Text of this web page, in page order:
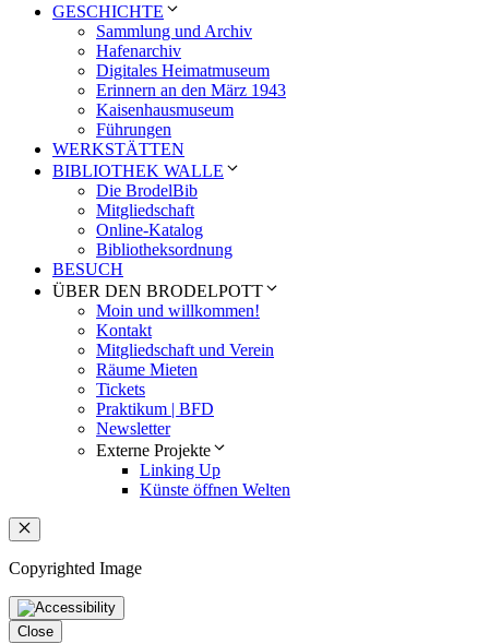
GESCHICHTE
Sammlung und Archiv
Hafenarchiv
Digitales Heimatmuseum
Erinnern an den März 1943
Kaisenhausmuseum
Führungen
WERKSTÄTTEN
BIBLIOTHEK WALLE
Die BrodelBib
Mitgliedschaft
Online-Katalog
Bibliotheksordnung
BESUCH
ÜBER DEN BRODELPOTT
Moin und willkommen!
Kontakt
Mitgliedschaft und Verein
Räume Mieten
Tickets
Praktikum | BFD
Newsletter
Externe Projekte
Linking Up
Künste öffnen Welten
Schließen
Copyrighted Image
Close